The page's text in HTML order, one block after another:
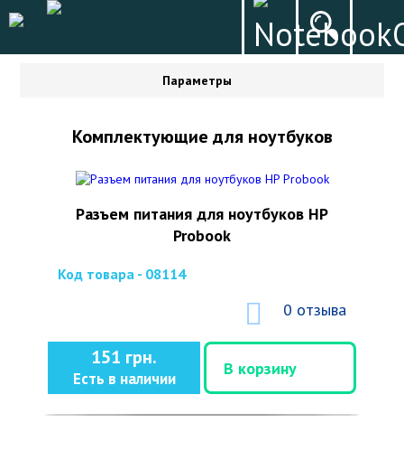
Параметры
Комплектующие для ноутбуков
Разъем питания для ноутбуков HP
Probook
Код товара - 08114
0 отзыва
151 грн.
Есть в наличии
В корзину